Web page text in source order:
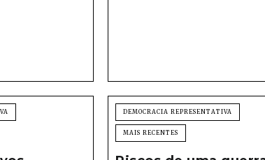
DEMOCRACIA REPRESENTATIVA
MAIS RECENTES